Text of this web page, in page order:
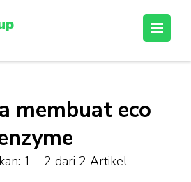
membuat eco
1 - 2 dari 2 Artikel